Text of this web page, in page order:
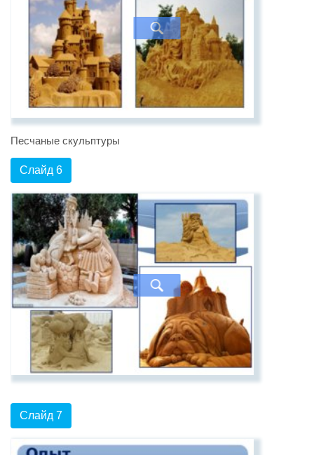
Песчаные скульптуры
Слайд 6
Слайд 7